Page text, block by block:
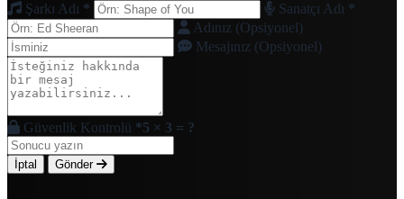
Şarkı Adı * Sanatçı Adı *
Adınız (Opsiyonel)
Mesajınız (Opsiyonel)
Güvenlik Kontrolü *5 × 3 = ?
İptal Gönder